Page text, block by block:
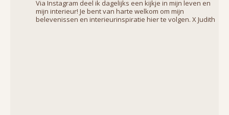
Via Instagram deel ik dagelijks een kijkje in mijn leven en
mijn interieur! Je bent van harte welkom om mijn
belevenissen en interieurinspiratie hier te volgen. X Judith